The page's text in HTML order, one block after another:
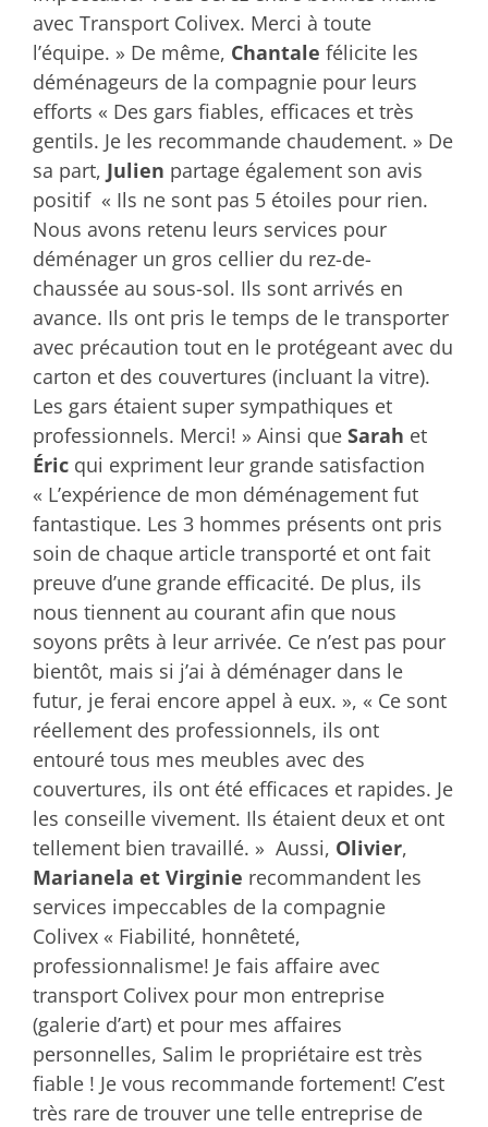
avec Transport Colivex. Merci à toute
l’équipe. » De même, Chantale félicite les
déménageurs de la compagnie pour leurs
efforts « Des gars fiables, efficaces et très
gentils. Je les recommande chaudement. » De
sa part, Julien partage également son avis
positif « Ils ne sont pas 5 étoiles pour rien.
Nous avons retenu leurs services pour
déménager un gros cellier du rez-de-
chaussée au sous-sol. Ils sont arrivés en
avance. Ils ont pris le temps de le transporter
avec précaution tout en le protégeant avec du
carton et des couvertures (incluant la vitre).
Les gars étaient super sympathiques et
professionnels. Merci! » Ainsi que Sarah et
Éric qui expriment leur grande satisfaction
« L’expérience de mon déménagement fut
fantastique. Les 3 hommes présents ont pris
soin de chaque article transporté et ont fait
preuve d’une grande efficacité. De plus, ils
nous tiennent au courant afin que nous
soyons prêts à leur arrivée. Ce n’est pas pour
bientôt, mais si j’ai à déménager dans le
futur, je ferai encore appel à eux. », « Ce sont
réellement des professionnels, ils ont
entouré tous mes meubles avec des
couvertures, ils ont été efficaces et rapides. Je
les conseille vivement. Ils étaient deux et ont
tellement bien travaillé. » Aussi, Olivier,
Marianela et Virginie recommandent les
services impeccables de la compagnie
Colivex « Fiabilité, honnêteté,
professionnalisme! Je fais affaire avec
transport Colivex pour mon entreprise
(galerie d’art) et pour mes affaires
personnelles, Salim le propriétaire est très
fiable ! Je vous recommande fortement! C’est
très rare de trouver une telle entreprise de